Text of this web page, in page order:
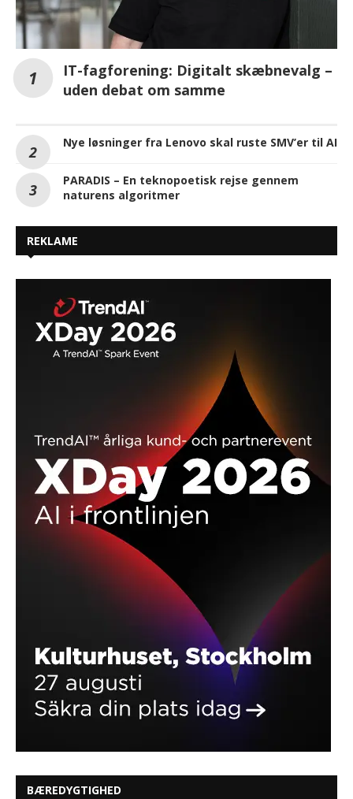
IT-fagforening: Digitalt skæbnevalg –
uden debat om samme
Nye løsninger fra Lenovo skal ruste SMV’er til AI
PARADIS – En teknopoetisk rejse gennem
naturens algoritmer
REKLAME
BÆREDYGTIGHED